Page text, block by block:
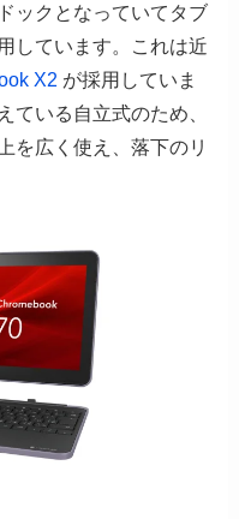
ックとなっていてタブ
しています。これは近
X2 が採用していま
ている自立式のため、
を広く使え、落下のリ